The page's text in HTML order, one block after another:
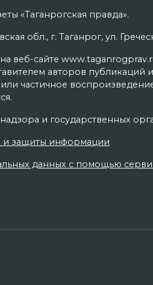
«Таганрогская правда».
обл., г. Таганрог, ул.
веб-сайте
авторов публикаций
частичное
и государственных
и защиты информации
данных с помощью